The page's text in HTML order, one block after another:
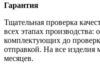
Гарантия
Тщательная проверка
всех этапах производства:
комплектующих до
отправкой. На все изделия
месяцев.